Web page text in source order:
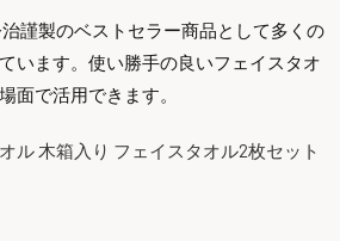
謹製のベストセラー商品として多くの
います。使い勝手の良いフェイスタオ
面で活用できます。
ル 木箱入り フェイスタオル2枚セット